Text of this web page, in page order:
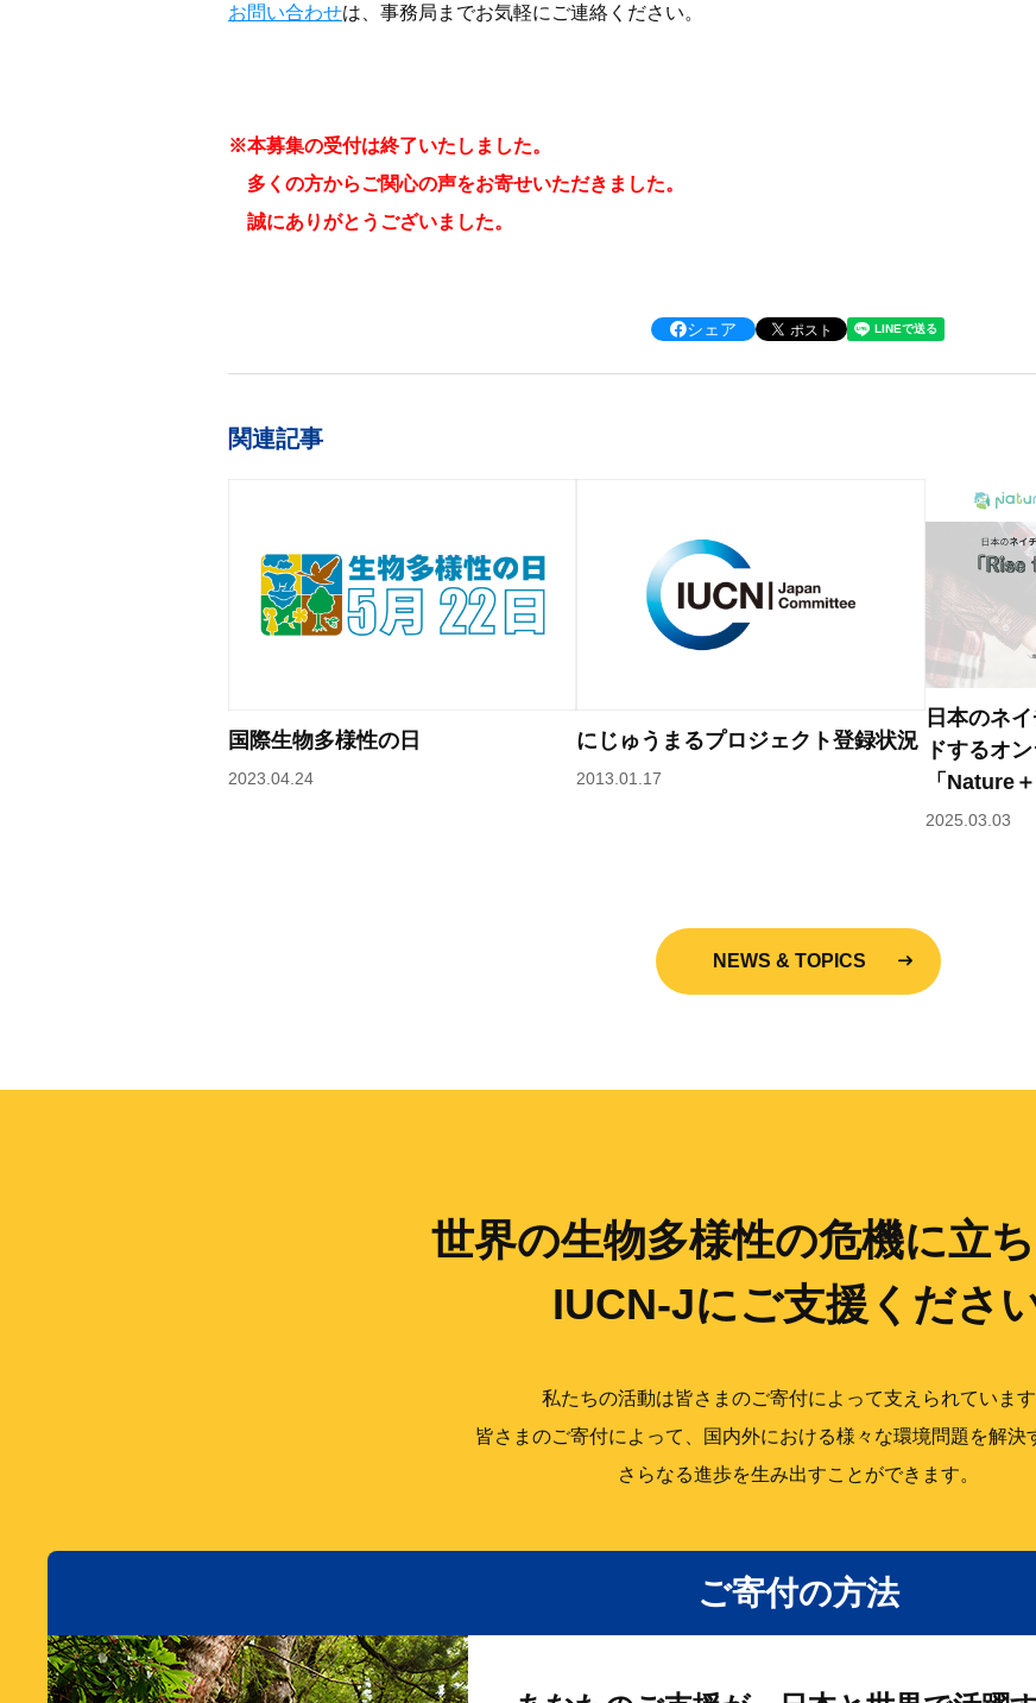
お問い合わせは、事務局までお気軽にご連絡ください。
※本募集の受付は終了いたしました。
多くの方からご関心の声をお寄せいただきました。
誠にありがとうございました。
シェア
関連記事
国際生物多様性の日
2023.04.24
にじゅうまるプロジェクト登録状況
2013.01.17
日本のネ
ドするオ
「Nature
2025.03.03
NEWS & TOPICS
世界の生物多様性の危機に立
IUCN-Jにご支援くださ
私たちの活動は皆さまのご寄付によって支えられています
皆さまのご寄付によって、国内外における様々な環境問題を解決
さらなる進歩を生み出すことができます。
ご寄付の方法